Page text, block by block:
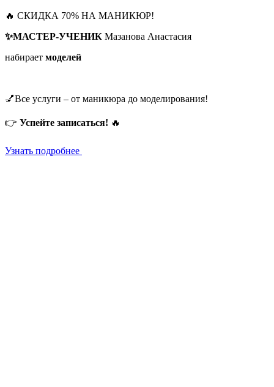
🔥 СКИДКА 70% НА МАНИКЮР!
✨МАСТЕР-УЧЕНИК Мазанова Анастасия
набирает моделей
💅Все услуги – от маникюра до моделирования!
👉 Успейте записаться! 🔥
Узнать подробнее